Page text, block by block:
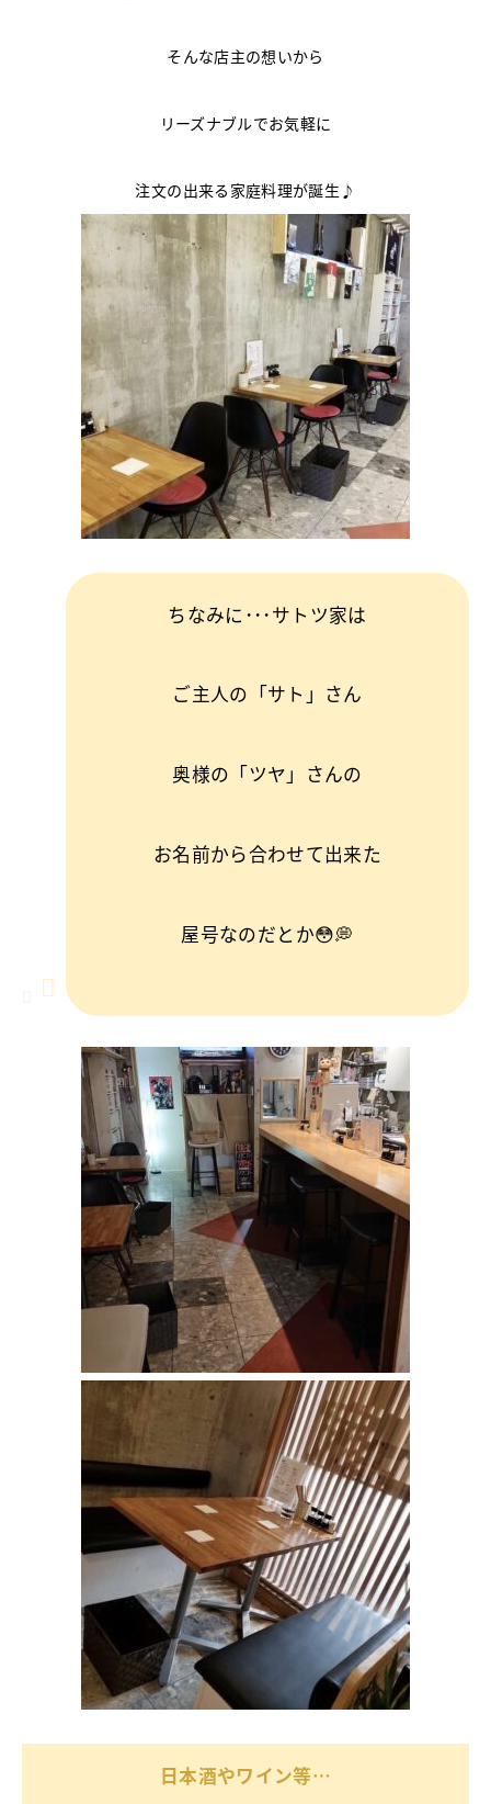
そんな店主の想いから
リーズナブルでお気軽に
注文の出来る家庭料理が誕生♪
ちなみに･･･サトツ家は
ご主人の「サト」さん
奥様の「ツヤ」さんの
お名前から合わせて出来た
屋号なのだとか😳💭
日本酒やワイン等…